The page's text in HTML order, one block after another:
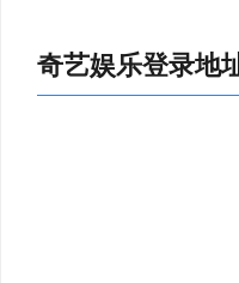
验的用户更可自行调整
奇艺娱乐登录地